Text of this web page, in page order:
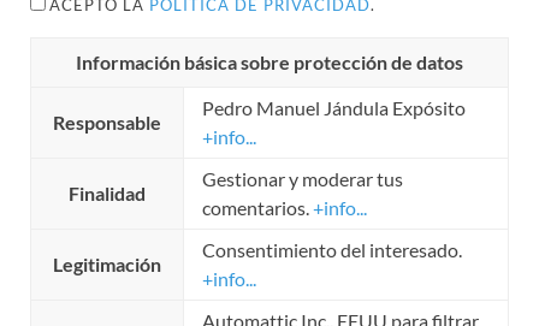
ACEPTO LA POLÍTICA DE PRIVACIDAD.
Información básica sobre protección de datos
Responsable
Pedro Manuel Jándula Expósito
+info...
Finalidad
Gestionar y moderar tus
comentarios.+info...
Legitimación
Consentimiento del interesado.
+info...
Automattic Inc., EEUU para filtrar